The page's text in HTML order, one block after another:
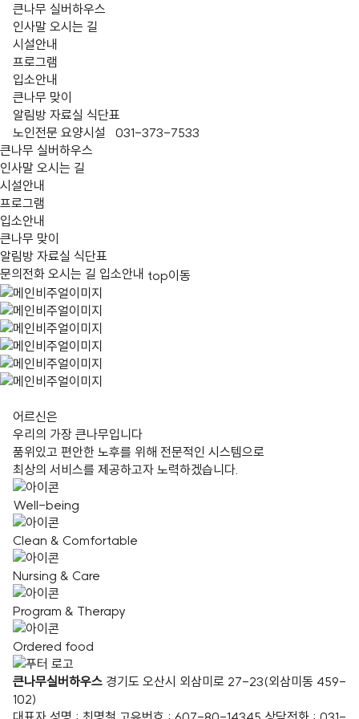
큰나무 실버하우스
인사말 오시는 길
시설안내
프로그램
입소안내
큰나무 맞이
알림방 자료실 식단표
노인전문 요양시설
031-373-7533
큰나무 실버하우스
인사말 오시는 길
시설안내
프로그램
입소안내
큰나무 맞이
알림방 자료실 식단표
문의전화 오시는 길 입소안내 top이동
어르신은
우리의 가장 큰나무입니다
품위있고 편안한 노후를 위해 전문적인 시스템으로
최상의 서비스를 제공하고자 노력하겠습니다.
Well-being
Clean & Comfortable
Nursing & Care
Program & Therapy
Ordered food
큰나무실버하우스 경기도 오산시 외삼미로 27-23(외삼미동 459-
102)